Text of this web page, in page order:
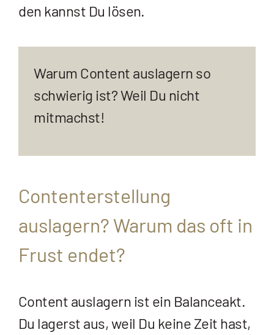
den kannst Du lösen.
Warum Content auslagern so
schwierig ist? Weil Du nicht
mitmachst!
Contenterstellung
auslagern? Warum das oft in
Frust endet?
Content auslagern ist ein Balanceakt.
Du lagerst aus, weil Du keine Zeit hast,